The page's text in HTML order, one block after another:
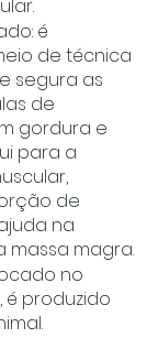
é
de técnica
segura as
de
gordura e
para a
de
na
magra.
no
é produzido